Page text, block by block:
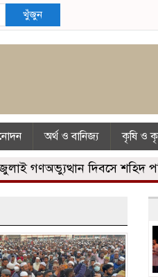
খুঁজুন
অর্থ ও বানিজ্য কৃষি ও
গণঅভ্যুত্থান দিবসে শহিদ